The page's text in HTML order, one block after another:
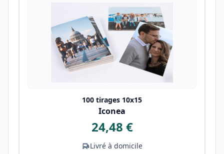
100 tirages 10x15
Iconea
24,48 €
Livré à domicile